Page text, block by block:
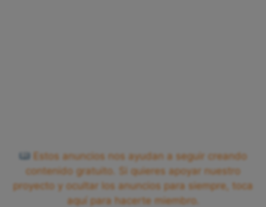
Estos anuncios nos ayudan a seguir creando
contenido gratuito. Si quieres apoyar nuestro
proyecto y ocultar los anuncios para siempre, toca
aquí para hacerte miembro.